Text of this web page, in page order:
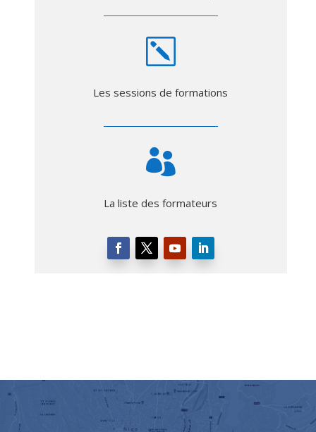
k
Les sessions de formations

La liste des formateurs